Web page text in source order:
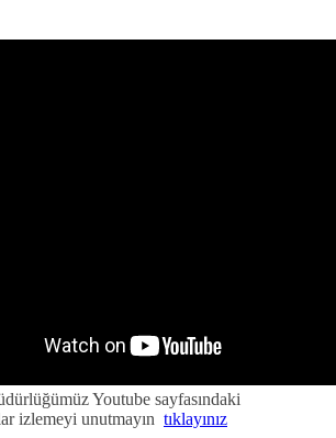
Youtube sayfasındaki
izlemeyi unutmayın tıklayınız